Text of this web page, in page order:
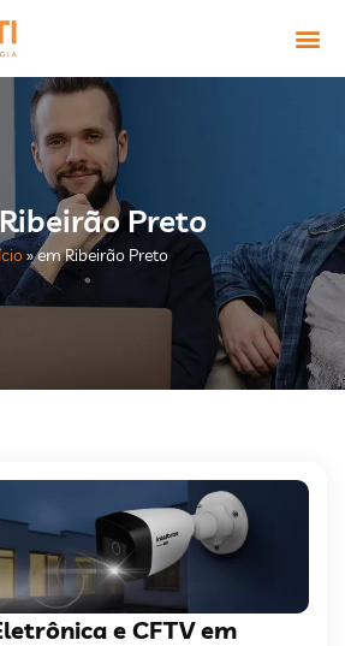
Preto
»em Ribeirão Preto
e CFTV em